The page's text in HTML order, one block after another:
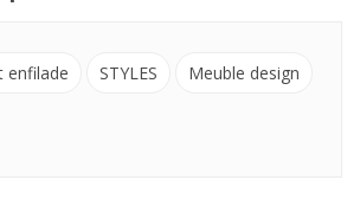
enfilade STYLES Meuble design